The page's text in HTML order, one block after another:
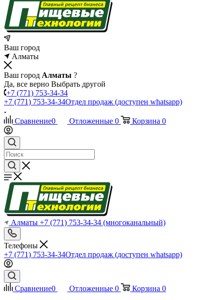
Ваш город
Алматы
Ваш город Алматы ?
Да, все верно Выбрать другой
+7 (771) 753-34-34
+7 (771) 753-34-34Отдел продаж (доступен whatsapp)
Сравнение0 Отложенные 0 Корзина 0
Алматы +7 (771) 753-34-34 (многоканальный)
Телефоны
+7 (771) 753-34-34Отдел продаж (доступен whatsapp)
Сравнение0 Отложенные 0 Корзина 0